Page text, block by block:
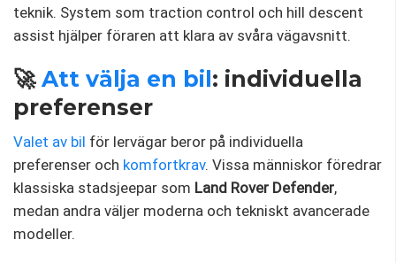
teknik. System som traction control och hill descent
assist hjälper föraren att klara av svåra vägavsnitt.
🚀 Att välja en bil: individuella
preferenser
Valet av bil för lervägar beror på individuella
preferenser och komfortkrav. Vissa människor föredrar
klassiska stadsjeepar som Land Rover Defender,
medan andra väljer moderna och tekniskt avancerade
modeller.